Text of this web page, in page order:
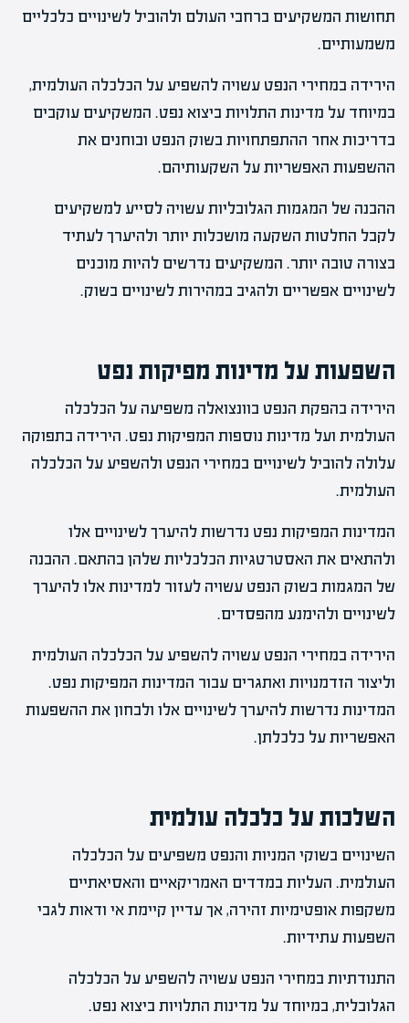
תחושות המשקיעים ברחבי העולם ולהוביל לשינויים כלכליים
משמעותיים.
הירידה במחירי הנפט עשויה להשפיע על הכלכלה העולמית,
במיוחד על מדינות התלויות ביצוא נפט. המשקיעים עוקבים
בדריכות אחר ההתפתחויות בשוק הנפט ובוחנים את
ההשפעות האפשריות על השקעותיהם.
ההבנה של המגמות הגלובליות עשויה לסייע למשקיעים
לקבל החלטות השקעה מושכלות יותר ולהיערך לעתיד
בצורה טובה יותר. המשקיעים נדרשים להיות מוכנים
לשינויים אפשריים ולהגיב במהירות לשינויים בשוק.
השפעות על מדינות מפיקות נפט
הירידה בהפקת הנפט בוונצואלה משפיעה על הכלכלה
העולמית ועל מדינות נוספות המפיקות נפט. הירידה בתפוקה
עלולה להוביל לשינויים במחירי הנפט ולהשפיע על הכלכלה
העולמית.
המדינות המפיקות נפט נדרשות להיערך לשינויים אלו
ולהתאים את האסטרטגיות הכלכליות שלהן בהתאם. ההבנה
של המגמות בשוק הנפט עשויה לעזור למדינות אלו להיערך
לשינויים ולהימנע מהפסדים.
הירידה במחירי הנפט עשויה להשפיע על הכלכלה העולמית
וליצור הזדמנויות ואתגרים עבור המדינות המפיקות נפט.
המדינות נדרשות להיערך לשינויים אלו ולבחון את ההשפעות
האפשריות על כלכלתן.
השלכות על כלכלה עולמית
השינויים בשוקי המניות והנפט משפיעים על הכלכלה
העולמית. העליות במדדים האמריקאיים והאסיאתיים
משקפות אופטימיות זהירה, אך עדיין קיימת אי ודאות לגבי
השפעות עתידיות.
התנודתיות במחירי הנפט עשויה להשפיע על הכלכלה
הגלובלית, במיוחד על מדינות התלויות ביצוא נפט.